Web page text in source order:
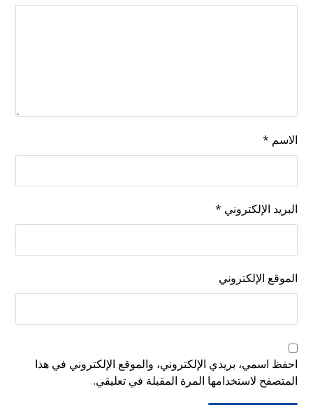
الاسم *
البريد الإلكتروني *
الموقع الإلكتروني
احفظ اسمي، بريدي الإلكتروني، والموقع الإلكتروني في هذا
المتصفح لاستخدامها المرة المقبلة في تعليقي.